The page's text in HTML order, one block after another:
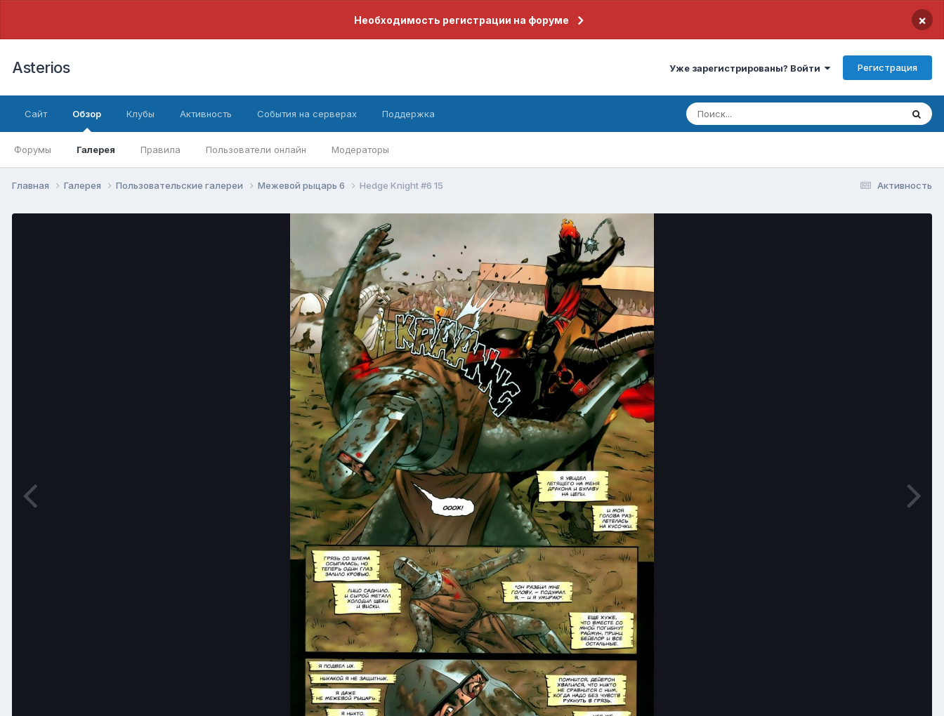
Необходимость регистрации на форуме ×
Asterios Уже зарегистрированы? Войти Регистрация
Сайт Обзор
Форумы Галерея Правила Пользователи онлайн Модераторы
Клубы Активность События на серверах Поддержка
Активность
Главная Галерея Пользовательские галереи Межевой рыцарь 6 Hedge Knight #6 15